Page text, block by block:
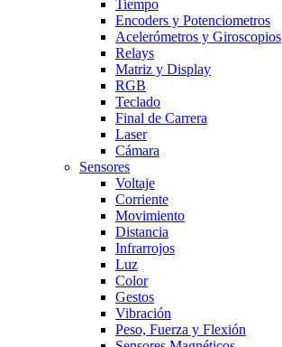
Tiempo
Encoders y Potenciometros
Acelerómetros y Giroscopios
Relays
Matriz y Display
RGB
Teclado
Final de Carrera
Laser
Cámara
Sensores
Voltaje
Corriente
Movimiento
Distancia
Infrarrojos
Luz
Color
Gestos
Vibración
Peso, Fuerza y Flexión